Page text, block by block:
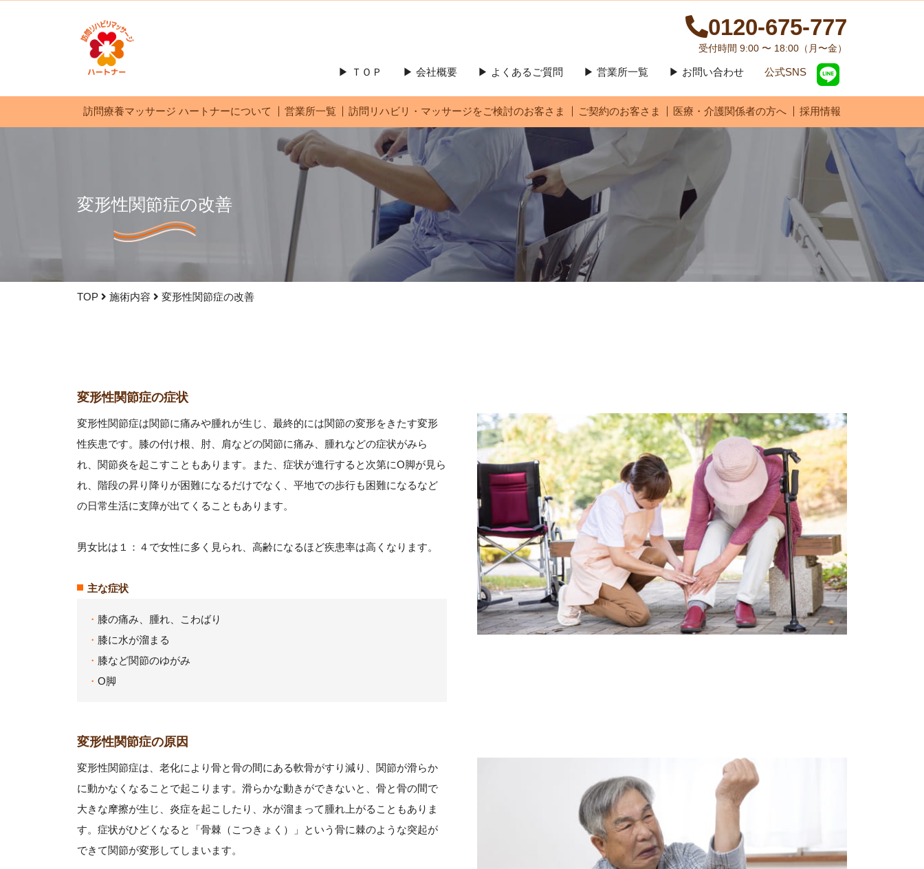
0120-675-777
受付時間 9:00 〜 18:00（月〜金）
▶ ＴＯＰ ▶ 会社概要 ▶ よくあるご質問 ▶ 営業所一覧 ▶ お問い合わせ 公式SNS
訪問療養マッサージ ハートナーについて 営業所一覧 訪問リハビリ・マッサージをご検討のお客さま ご契約のお客さま 医療・介護関係者の方へ 採用情報
変形性関節症の改善
TOP 施術内容 変形性関節症の改善
変形性関節症の症状
変形性関節症は関節に痛みや腫れが生じ、最終的には関節の変形をきたす変形
性疾患です。膝の付け根、肘、肩などの関節に痛み、腫れなどの症状がみら
れ、関節炎を起こすこともあります。また、症状が進行すると次第にO脚が見ら
れ、階段の昇り降りが困難になるだけでなく、平地での歩行も困難になるなど
の日常生活に支障が出てくることもあります。
男女比は１：４で女性に多く見られ、高齢になるほど疾患率は高くなります。
主な症状
膝の痛み、腫れ、こわばり
膝に水が溜まる
膝など関節のゆがみ
O脚
変形性関節症の原因
変形性関節症は、老化により骨と骨の間にある軟骨がすり減り、関節が滑らか
に動かなくなることで起こります。滑らかな動きができないと、骨と骨の間で
大きな摩擦が生じ、炎症を起こしたり、水が溜まって腫れ上がることもありま
す。症状がひどくなると「骨棘（こつきょく）」という骨に棘のような突起が
できて関節が変形してしまいます。